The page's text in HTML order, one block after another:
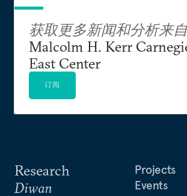
负责人；外交关系委员会（Council
Relations）东亚、中亚和南亚问题
担任政府公职之前，方艾文曾担任
院政府学讲师（1997年-2001年）、
（Asia-Pacific security initiative）执
肯尼迪政府学院中国安全研究项目
他撰写了三部书籍和专著，包括《美
Research
Diwan
Projects
Events
获取更多新闻和分析来自
Malcolm H. Kerr
East Center
订阅